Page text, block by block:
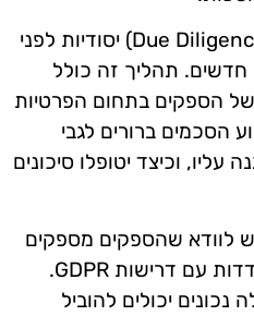
יש לבצע בדיקות נאותות (Due Diligence) יסודיות לפני
תהליך זה כולל
הספקים בתחום הפרטיות
הסכמים ברורים לגבי
עליו, וכיצד יטופלו סיכונים
לוודא שהספקים מספקים
פתרונות מתקדמים להתמודדות עם דרישות GDPR.
יכולים להוביל